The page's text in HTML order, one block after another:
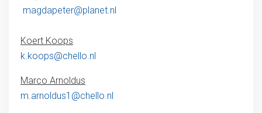
magdapeter@planet.nl
Koert Koops
k.koops@chello.nl
Marco Arnoldus
m.arnoldus1@chello.nl